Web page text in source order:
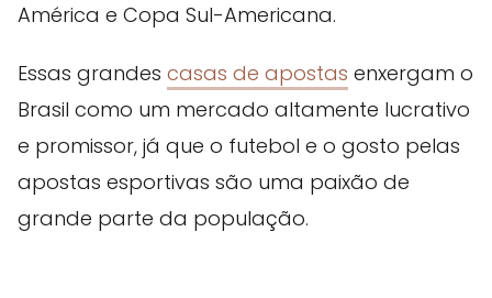
América e Copa Sul-Americana.
Essas grandes casas de apostas enxergam o
Brasil como um mercado altamente lucrativo
e promissor, já que o futebol e o gosto pelas
apostas esportivas são uma paixão de
grande parte da população.